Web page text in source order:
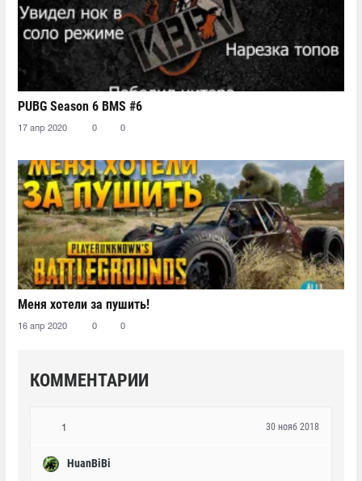
PUBG Season 6 BMS #6
17 апр 2020 0 0
Меня хотели за пушить!
16 апр 2020 0 0
КОММЕНТАРИИ
1
HuanBiBi
30 нояб 2018